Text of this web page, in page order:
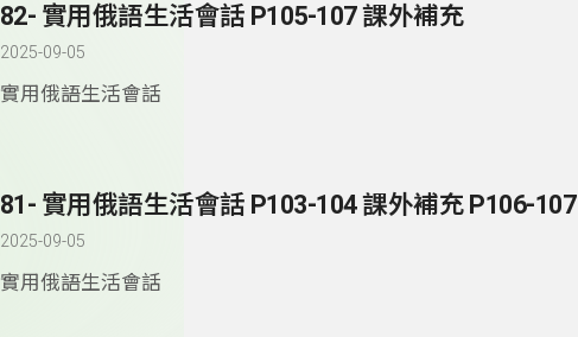
82- 實用俄語生活會話 P105-107 課外補充
2025-09-05
實用俄語生活會話
81- 實用俄語生活會話 P103-104 課外補充 P106-107
2025-09-05
實用俄語生活會話